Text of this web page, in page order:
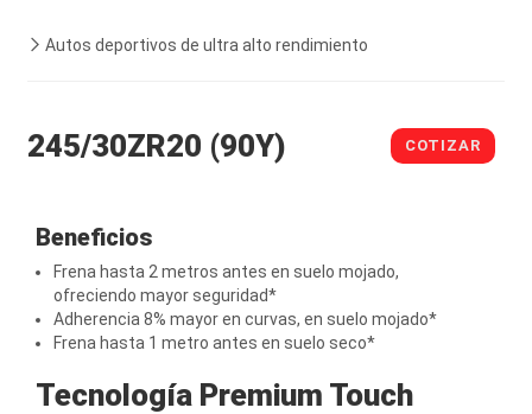
Autos deportivos de ultra alto rendimiento
245/30ZR20 (90Y) COTIZAR
Beneficios
Frena hasta 2 metros antes en suelo mojado,
ofreciendo mayor seguridad*
Adherencia 8% mayor en curvas, en suelo mojado*
Frena hasta 1 metro antes en suelo seco*
Tecnología Premium Touch